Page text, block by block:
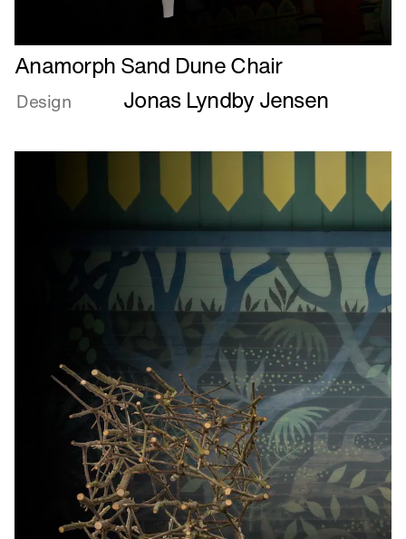
Læs
mere
om
Anamorph Sand Dune Chair
Design Jonas Lyndby Jensen